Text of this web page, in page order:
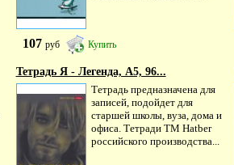
107 руб Купить
Тетрадь Я - Легенда, А5, 96...
Тетрадь предназначена для
записей, подойдет для
старшей школы, вуза, дома и
офиса. Тетради ТМ Hatber
российского производства...